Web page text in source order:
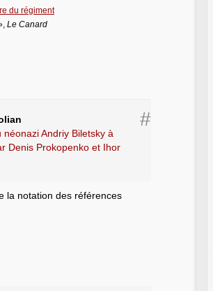
du régiment
Le Canard
#
néonazi Andriy Biletsky à
Denis Prokopenko et Ihor
la notation des références